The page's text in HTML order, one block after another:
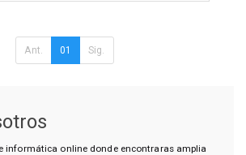
Ant. 01 Sig.
informática online donde encontraras amplia